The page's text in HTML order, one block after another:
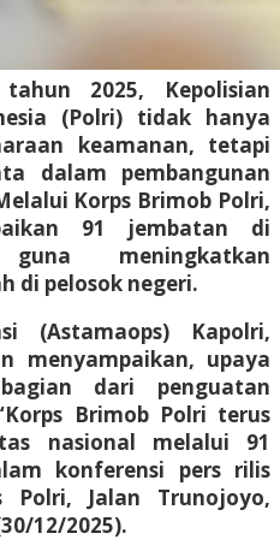
2025, Kepolisian
(Polri) tidak hanya
keamanan, tetapi
dalam pembangunan
Korps Brimob Polri,
91 jembatan di
meningkatkan
di pelosok negeri.
(Astamaops) Kapolri,
menyampaikan, upaya
dari penguatan
Brimob Polri terus
nasional melalui 91
konferensi pers rilis
Jalan Trunojoyo,
12/2025).